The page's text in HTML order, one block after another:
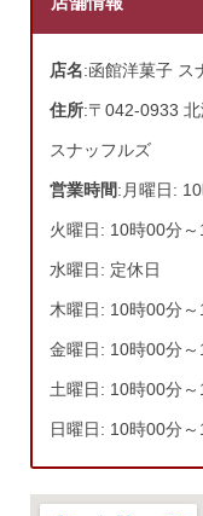
店名:函館洋菓子 ス
住所:〒042-0933
スナッフルズ
営業時間:月曜日:
火曜日: 10時00分
水曜日: 定休日
木曜日: 10時00分
金曜日: 10時00分
土曜日: 10時00分
日曜日: 10時00分